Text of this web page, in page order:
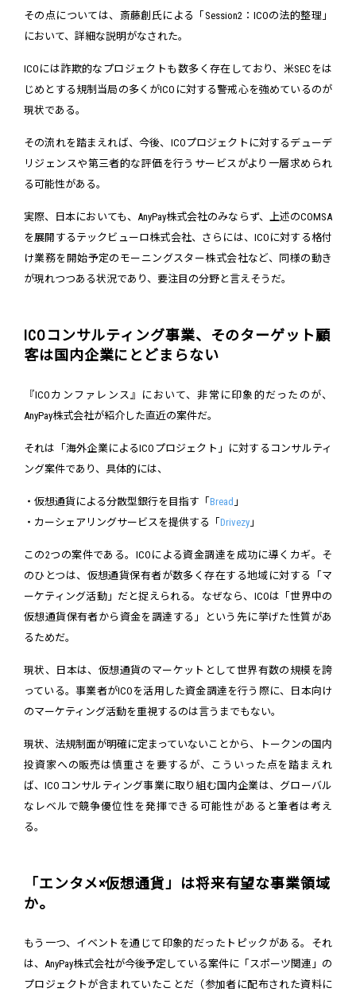
その点については、斎藤創氏による「Session2：ICOの法的整理」
において、詳細な説明がなされた。
ICOには詐欺的なプロジェクトも数多く存在しており、米SECをは
じめとする規制当局の多くがICOに対する警戒心を強めているのが
現状である。
その流れを踏まえれば、今後、ICOプロジェクトに対するデューデ
リジェンスや第三者的な評価を行うサービスがより一層求められ
る可能性がある。
実際、日本においても、AnyPay株式会社のみならず、上述のCOMSA
を展開するテックビューロ株式会社、さらには、ICOに対する格付
け業務を開始予定のモーニングスター株式会社など、同様の動き
が現れつつある状況であり、要注目の分野と言えそうだ。
ICOコンサルティング事業、そのターゲット顧
客は国内企業にとどまらない
『ICOカンファレンス』において、非常に印象的だったのが、
AnyPay株式会社が紹介した直近の案件だ。
それは「海外企業によるICOプロジェクト」に対するコンサルティ
ング案件であり、具体的には、
・仮想通貨による分散型銀行を目指す「 Bread 」
・カーシェアリングサービスを提供する「 Drivezy 」
この2つの案件である。ICOによる資金調達を成功に導くカギ。そ
のひとつは、仮想通貨保有者が数多く存在する地域に対する「マ
ーケティング活動」だと捉えられる。なぜなら、ICOは「世界中の
仮想通貨保有者から資金を調達する」という先に挙げた性質があ
るためだ。
現状、日本は、仮想通貨のマーケットとして世界有数の規模を誇
っている。事業者がICOを活用した資金調達を行う際に、日本向け
のマーケティング活動を重視するのは言うまでもない。
現状、法規制面が明確に定まっていないことから、トークンの国内
投資家への販売は慎重さを要するが、こういった点を踏まえれ
ば、ICOコンサルティング事業に取り組む国内企業は、グローバル
なレベルで競争優位性を発揮できる可能性があると筆者は考え
る。
「エンタメ×仮想通貨」は将来有望な事業領域
か。
もう一つ、イベントを通じて印象的だったトピックがある。それ
は、AnyPay株式会社が今後予定している案件に「スポーツ関連」の
プロジェクトが含まれていたことだ（参加者に配布された資料に